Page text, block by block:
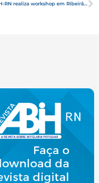
ABIH-RN realiza workshop em Ribeirão Preto